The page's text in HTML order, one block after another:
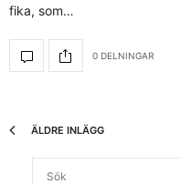
fika, som…
0 DELNINGAR
ÄLDRE INLÄGG